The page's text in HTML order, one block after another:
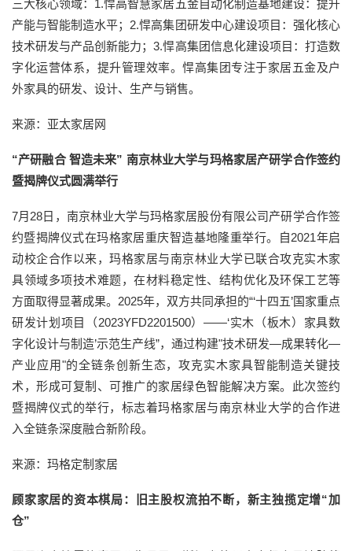
三大核心领域：1.悍高智慧家居五金自动化制造基地建设：提升
产能与智能制造水平；2.悍高集团研发中心建设项目：强化核心
技术研发与产品创新能力；3.悍高集团信息化建设项目：打造数
字化运营体系，提升管理效率。悍高集团专注于家居五金及户
外家具的研发、设计、生产与销售。
来源：亚太家居网
“产研融合 智造未来” 南京林业大学与玛格家居产研学合作签约
暨揭牌仪式圆满举行
7月28日，南京林业大学与玛格家居股份有限公司产研学合作签
约暨揭牌仪式在玛格家居重庆智造基地隆重举行。自2021年启
动校企合作以来，玛格家居与南京林业大学已联合攻克实木家
具领域多项技术难题，在材料稳定性、结构优化及环保工艺等
方面取得显著成果。2025年，双方共同承担的“‘十四五’国家重点
研发计划项目（2023YFD2201500）——‘实木（板木）家具数
字化设计与制造’示范生产线”，通过构建"技术研发—成果转化—
产业应用"的全链条创新生态，攻克实木家具智能制造关键技
术，形成可复制、可推广的家居绿色智能解决方案。此次签约
暨揭牌仪式的举行，标志着玛格家居与南京林业大学的合作进
入全链条深度融合新阶段。
来源：玛格定制家居
顾家家居的资本棋局：旧主股权流拍不断，新主独揽定增“加
仓”